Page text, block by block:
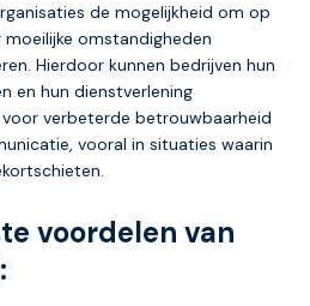
de mogelijkheid om op
omstandigheden
Hierdoor kunnen bedrijven hun
en hun dienstverlening
verbeterde betrouwbaarheid
vooral in situaties waarin
voordelen van